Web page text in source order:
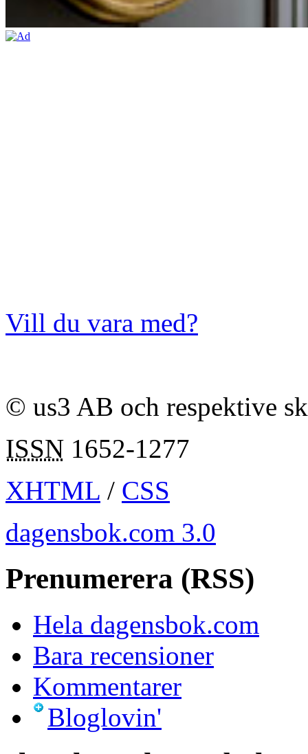
Vill du vara med?
© us3 AB och respektive
ISSN 1652-1277
XHTML / CSS
dagensbok.com 3.0
Prenumerera (RSS)
Hela dagensbok.com
Bara recensioner
Kommentarer
Bloglovin'